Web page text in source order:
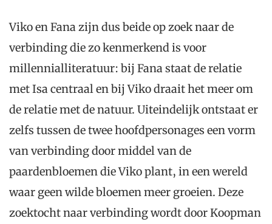
Viko en Fana zijn dus beide op zoek naar de
verbinding die zo kenmerkend is voor
millennialliteratuur: bij Fana staat de relatie
met Isa centraal en bij Viko draait het meer om
de relatie met de natuur. Uiteindelijk ontstaat er
zelfs tussen de twee hoofdpersonages een vorm
van verbinding door middel van de
paardenbloemen die Viko plant, in een wereld
waar geen wilde bloemen meer groeien. Deze
zoektocht naar verbinding wordt door Koopman